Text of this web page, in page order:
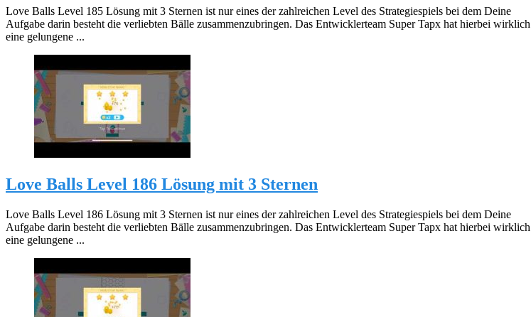
Love Balls Level 185 Lösung mit 3 Sternen ist nur eines der zahlreichen Level des Strategiespiels bei dem Deine
Aufgabe darin besteht die verliebten Bälle zusammenzubringen. Das Entwicklerteam Super Tapx hat hierbei wirklich
eine gelungene ...
Love Balls Level 186 Lösung mit 3 Sternen
Love Balls Level 186 Lösung mit 3 Sternen ist nur eines der zahlreichen Level des Strategiespiels bei dem Deine
Aufgabe darin besteht die verliebten Bälle zusammenzubringen. Das Entwicklerteam Super Tapx hat hierbei wirklich
eine gelungene ...